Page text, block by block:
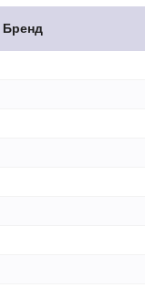
Бренд